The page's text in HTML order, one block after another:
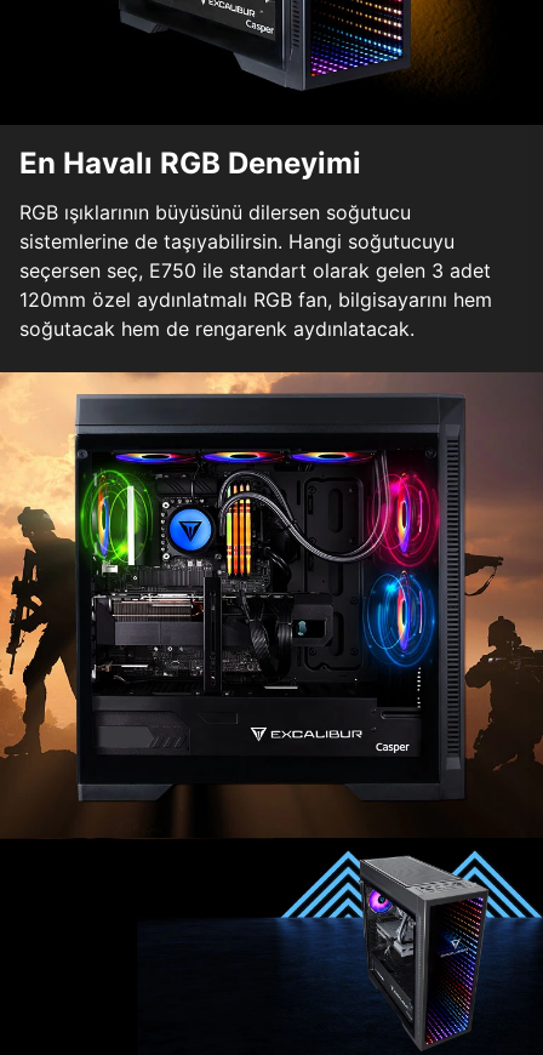
En Havalı RGB Deneyimi
RGB ışıklarının büyüsünü dilersen soğutucu
sistemlerine de taşıyabilirsin. Hangi soğutucuyu
seçersen seç, E750 ile standart olarak gelen 3 adet
120mm özel aydınlatmalı RGB fan, bilgisayarını hem
soğutacak hem de rengarenk aydınlatacak.